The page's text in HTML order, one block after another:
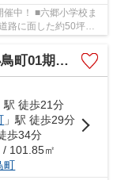
中！ ■六郷小学校ま
路に面した約50坪敷
01期ー①
駅 徒歩21分
」駅 徒歩29分
歩34分
101.85㎡
町